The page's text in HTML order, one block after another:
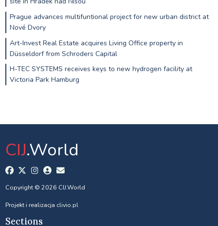
Prague advances multifuntional project for new urban district at
Nové Dvory
Art-Invest Real Estate acquires Living Office property in
Düsseldorf from Schroders Capital
H-TEC SYSTEMS receives keys to new hydrogen facility at
Victoria Park Hamburg
CIJ.World
Copyright © 2026 CIJ.World
Projekt i realizacja clivio.pl
Sections